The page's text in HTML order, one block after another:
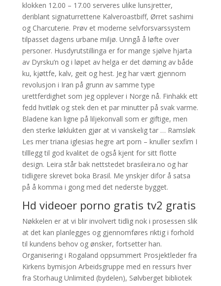
klokken 12.00 – 17.00 serveres ulike lunsjretter,
deriblant signaturrettene Kalveroastbiff, Ørret sashimi
og Charcuterie. Prøv et moderne selvforsvarssystem
tilpasset dagens urbane miljø. Unngå å løfte over
personer. Husdyrutstillinga er for mange sjølve hjarta
av Dyrsku’n og i løpet av helga er det døming av både
ku, kjøttfe, kalv, geit og hest. Jeg har vært gjennom
revolusjon i Iran på grunn av samme type
urettferdighet som jeg opplever i Norge nå. Finhakk ett
fedd hvitløk og stek den et par minutter på svak varme.
Bladene kan ligne på liljekonvall som er giftige, men
den sterke løklukten gjør at vi vanskelig tar … Ramsløk
Les mer triana iglesias hegre art porn – knuller sexfim I
tilllegg til god kvalitet de også kjent for sitt flotte
design. Leira står bak nettstedet brasileira.no og har
tidligere skrevet boka Brasil. Me ynskjer difor å satsa
på å komma i gong med det nederste bygget.
Hd videoer porno gratis tv2 gratis
Nøkkelen er at vi blir involvert tidlig nok i prosessen slik
at det kan planlegges og gjennomføres riktig i forhold
til kundens behov og ønsker, fortsetter han.
Organisering i Rogaland oppsummert Prosjektleder fra
Kirkens bymisjon Arbeidsgruppe med en ressurs hver
fra Storhaug Unlimited (bydelen), Sølvberget bibliotek